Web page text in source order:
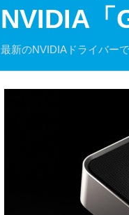
NVIDIA「
最新のNVIDIAドライバー